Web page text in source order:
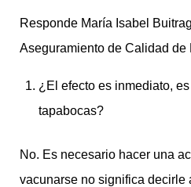
Responde María Isabel
Aseguramiento de Calidad
¿El efecto es inmediato,
tapabocas?
No. Es necesario hacer una
vacunarse no significa decirle